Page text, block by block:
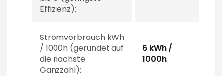
Effizienz):
Stromverbrauch kWh
/ 1000h (gerundet auf
die nächste
Ganzzahl):
6 kWh /
1000h